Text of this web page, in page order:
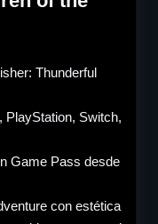
Thunderful
PlayStation, Switch,
Game Pass desde
con estética